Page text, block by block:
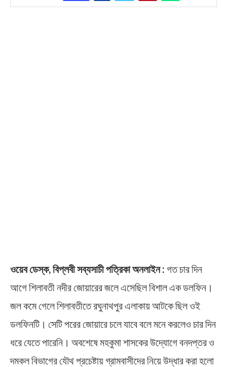
ওয়েব ডেস্ক, বিপ্লবী সব্যসাচী পত্রিকা অনলাইন : গত চার দিন
আগে শিলাবতী নদীর জোয়ারের জলে এসেছিল বিশাল এক ডলফিন।
জল কমে গেলে শিলাবতীতে রঘুনাথপুর এলাকায় আটকে ছিল ওই
ডলফিনটি। সেটি পরের জোয়ারে চলে যাবে বলে মনে করলেও চার দিন
ধরে যেতে পারেনি। অবশেষে মহকুমা শাসকের উদ্যোগে বনদপ্তর ও
দমকল বিভাগের যৌথ প্রচেষ্টায় গ্রামবাসীদের নিয়ে উদ্ধার করা হলো